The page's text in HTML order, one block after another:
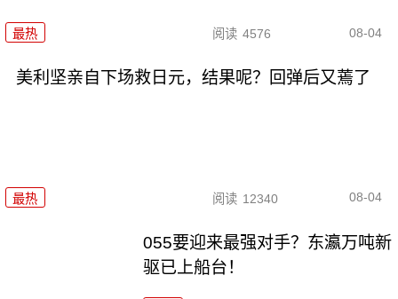
最热 阅读 4576 08-04
美利坚亲自下场救日元，结果呢？回弹后又蔫了
最热 阅读 12340 08-04
055要迎来最强对手？东瀛万吨新
驱已上船台！